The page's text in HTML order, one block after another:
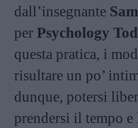
dall’insegnante
per Psychology
questa pratica, i
risultare un po’
dunque, potersi
prendersi il tempo e